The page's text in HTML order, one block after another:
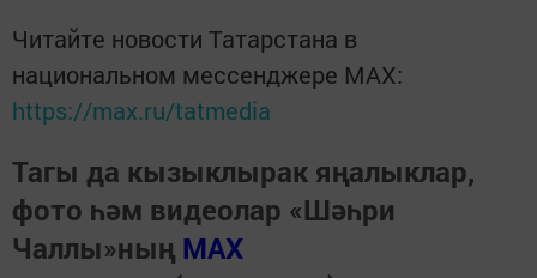
Читайте новости Татарстана в
национальном мессенджере MАХ:
https://max.ru/tatmedia
Тагы да кызыклырак яңалыклар,
фото һәм видеолар «Шәһри
Чаллы»ның MAX